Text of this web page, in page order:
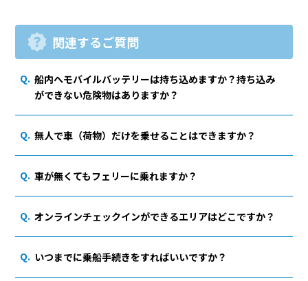
関連するご質問
船内へモバイルバッテリーは持ち込めますか？持ち込み
ができない危険物はありますか？
無人で車（荷物）だけを乗せることはできますか？
車が無くてもフェリーに乗れますか？
オンラインチェックインができるエリアはどこですか？
いつまでに乗船手続きをすればいいですか？